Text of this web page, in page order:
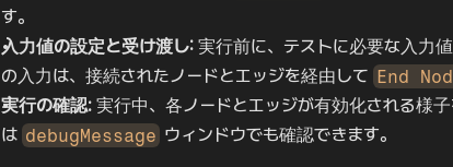
す。
入力値の設定と受け渡し: 実行前に、テストに必要な入力
の入力は、接続されたノードとエッジを経由して End
実行の確認: 実行中、各ノードとエッジが有効化される様
は debugMessage ウィンドウでも確認できます。